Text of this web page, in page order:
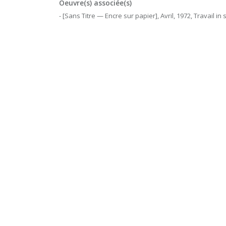
Oeuvre(s) associée(s)
- [Sans Titre — Encre sur papier], Avril, 1972, Travail in